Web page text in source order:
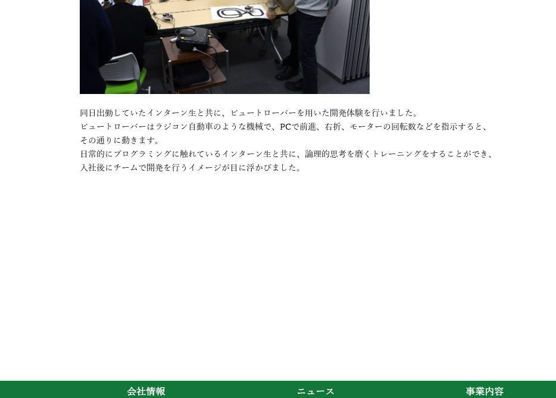
同日出勤していたインターン生と共に、ビュートローバーを用いた開発体験を行いました。
ビュートローバーはラジコン自動車のような機械で、PCで前進、右折、モーターの回転数などを指示すると、
その通りに動きます。
日常的にプログラミングに触れているインターン生と共に、論理的思考を磨くトレーニングをすることができ、
入社後にチームで開発を行うイメージが目に浮かびました。
会社情報 ニュース 事業内容